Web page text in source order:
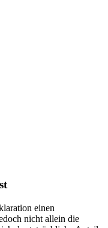
einen
nicht allein die